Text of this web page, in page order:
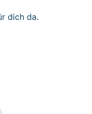
dich da.